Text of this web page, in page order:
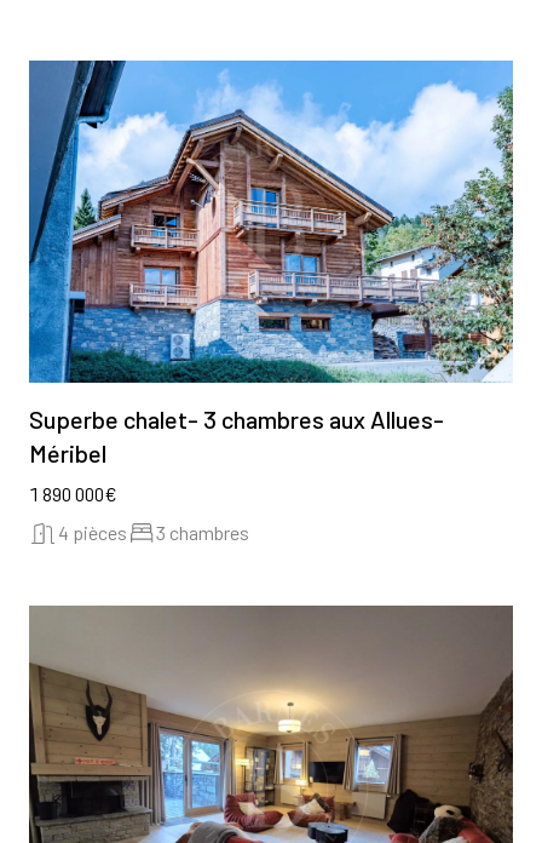
Superbe chalet- 3 chambres aux Allues-
Méribel
1 890 000€
4 pièces
3 chambres